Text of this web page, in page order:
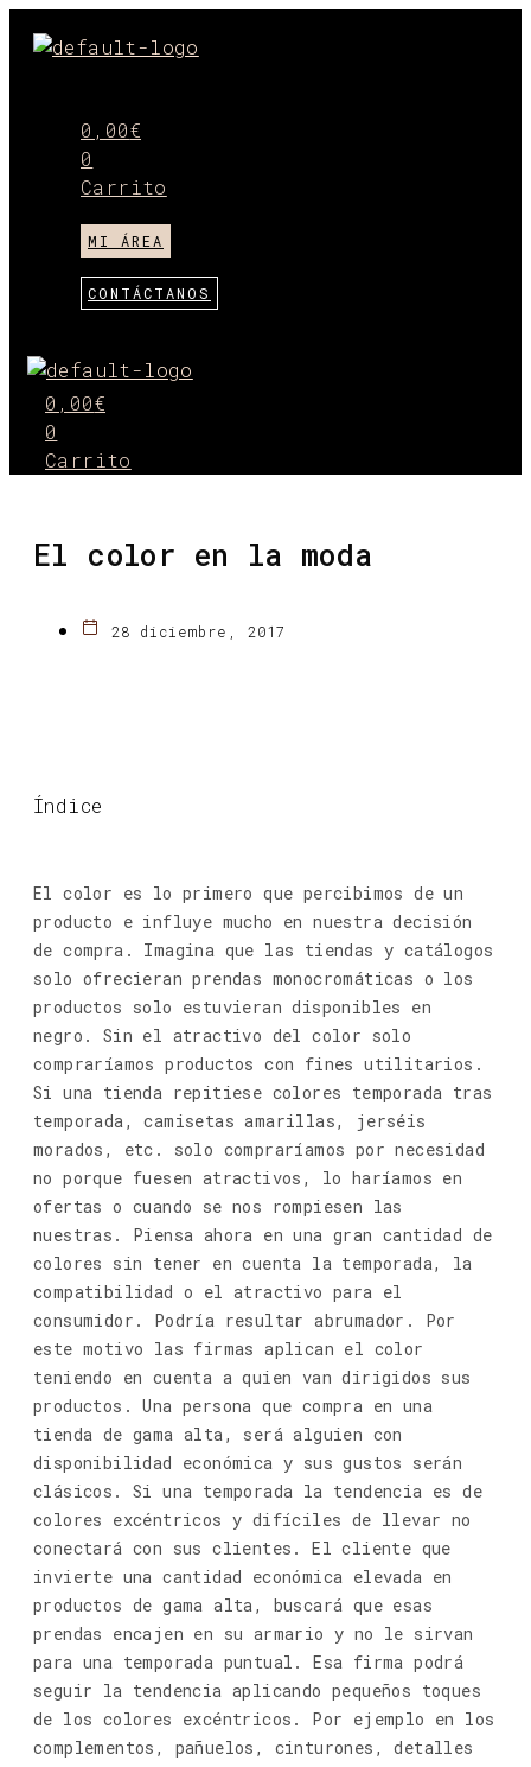
0,00€
0
Carrito
MI ÁREA
CONTÁCTANOS
0,00€
0
Carrito
El color en la moda
28 diciembre, 2017
Índice
El color es lo primero que percibimos de un
producto e influye mucho en nuestra decisión
de compra. Imagina que las tiendas y catálogos
solo ofrecieran prendas monocromáticas o los
productos solo estuvieran disponibles en
negro. Sin el atractivo del color solo
compraríamos productos con fines utilitarios.
Si una tienda repitiese colores temporada tras
temporada, camisetas amarillas, jerséis
morados, etc. solo compraríamos por necesidad
no porque fuesen atractivos, lo haríamos en
ofertas o cuando se nos rompiesen las
nuestras. Piensa ahora en una gran cantidad de
colores sin tener en cuenta la temporada, la
compatibilidad o el atractivo para el
consumidor. Podría resultar abrumador. Por
este motivo las firmas aplican el color
teniendo en cuenta a quien van dirigidos sus
productos. Una persona que compra en una
tienda de gama alta, será alguien con
disponibilidad económica y sus gustos serán
clásicos. Si una temporada la tendencia es de
colores excéntricos y difíciles de llevar no
conectará con sus clientes. El cliente que
invierte una cantidad económica elevada en
productos de gama alta, buscará que esas
prendas encajen en su armario y no le sirvan
para una temporada puntual. Esa firma podrá
seguir la tendencia aplicando pequeños toques
de los colores excéntricos. Por ejemplo en los
complementos, pañuelos, cinturones, detalles